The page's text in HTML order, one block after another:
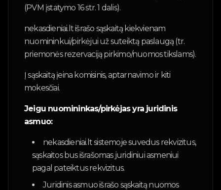
(PVM įstatymo 16 str. 1 dalis).
nekasdieniai.lt išrašo sąskaitą kiekvienam
nuomininkui/pirkėjui už suteiktą paslaugą (tr.
priemonės rezervaciją pirkimo/nuomos tikslams).
Į sąskaitą įeina komisinis, aptarnavimo ir kiti
mokesčiai.
Jeigu nuomininkas/pirkėjas yra juridinis
asmuo:
nekasdieniai.lt sistemoje suvedus rekvizitus,
sąskaitos bus išrašomas juridiniui asmeniui
pagal pateiktus rekvizitus.
Juridinis asmuo išrašo sąskaitą nuomos